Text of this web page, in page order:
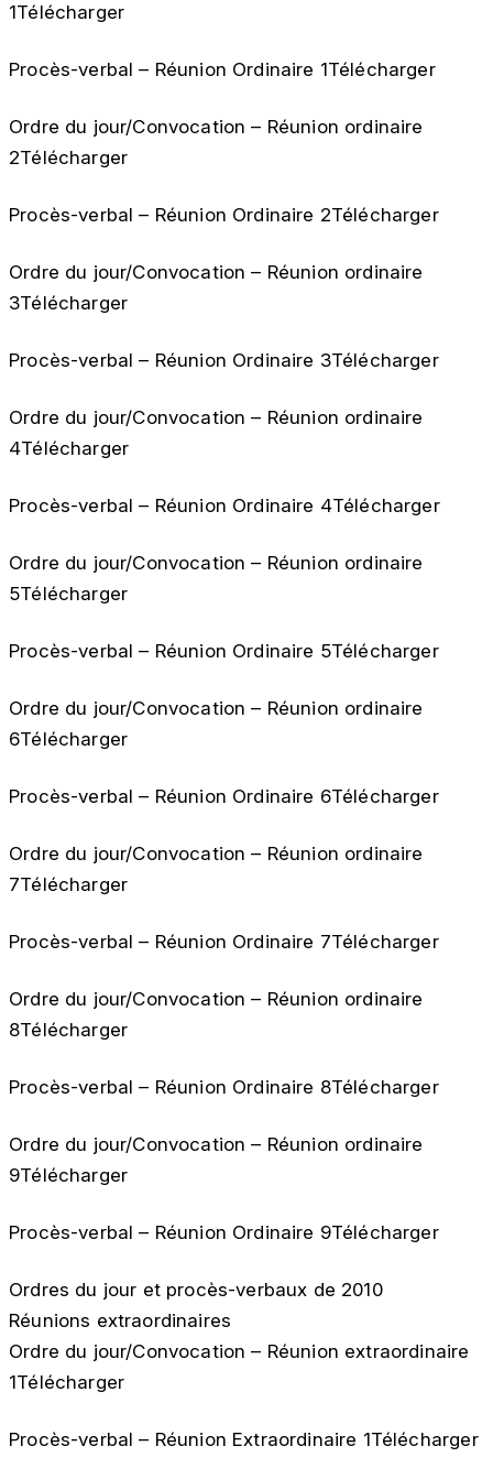
1Télécharger
Procès-verbal – Réunion Ordinaire 1Télécharger
Ordre du jour/Convocation – Réunion ordinaire
2Télécharger
Procès-verbal – Réunion Ordinaire 2Télécharger
Ordre du jour/Convocation – Réunion ordinaire
3Télécharger
Procès-verbal – Réunion Ordinaire 3Télécharger
Ordre du jour/Convocation – Réunion ordinaire
4Télécharger
Procès-verbal – Réunion Ordinaire 4Télécharger
Ordre du jour/Convocation – Réunion ordinaire
5Télécharger
Procès-verbal – Réunion Ordinaire 5Télécharger
Ordre du jour/Convocation – Réunion ordinaire
6Télécharger
Procès-verbal – Réunion Ordinaire 6Télécharger
Ordre du jour/Convocation – Réunion ordinaire
7Télécharger
Procès-verbal – Réunion Ordinaire 7Télécharger
Ordre du jour/Convocation – Réunion ordinaire
8Télécharger
Procès-verbal – Réunion Ordinaire 8Télécharger
Ordre du jour/Convocation – Réunion ordinaire
9Télécharger
Procès-verbal – Réunion Ordinaire 9Télécharger
Ordres du jour et procès-verbaux de 2010
Réunions extraordinaires
Ordre du jour/Convocation – Réunion extraordinaire
1Télécharger
Procès-verbal – Réunion Extraordinaire 1Télécharger